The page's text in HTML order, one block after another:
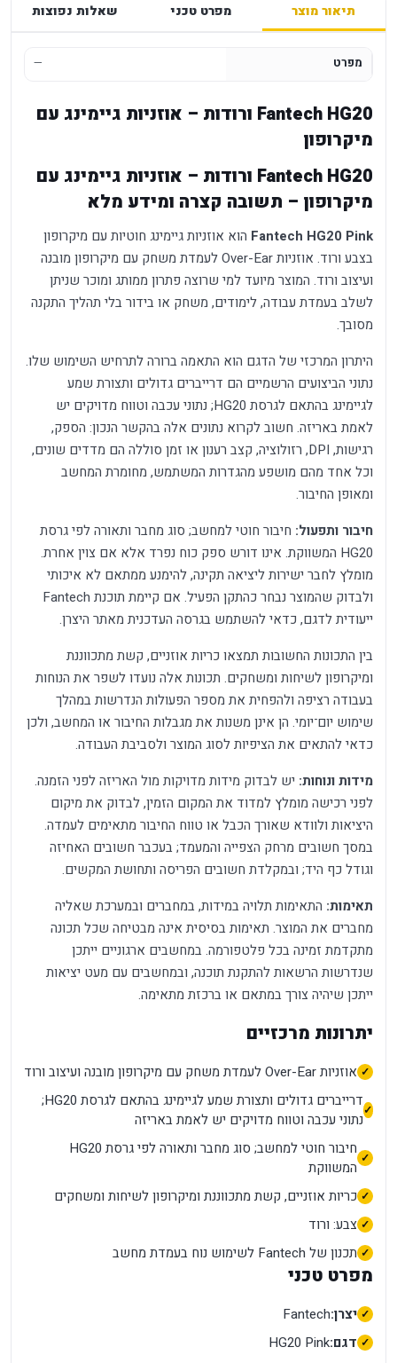
תיאור מוצר מפרט טכני שאלות נפוצות
מפרט —
Fantech HG20 ורודות – אוזניות גיימינג עם
מיקרופון
Fantech HG20 ורודות – אוזניות גיימינג עם
מיקרופון – תשובה קצרה ומידע מלא
Fantech HG20 Pink הוא אוזניות גיימינג חוטיות עם מיקרופון
בצבע ורוד. אוזניות Over-Ear לעמדת משחק עם מיקרופון מובנה
ועיצוב ורוד. המוצר מיועד למי שרוצה פתרון ממותג ומוכר שניתן
לשלב בעמדת עבודה, לימודים, משחק או בידור בלי תהליך התקנה
מסובך.
היתרון המרכזי של הדגם הוא התאמה ברורה לתרחיש השימוש שלו.
נתוני הביצועים הרשמיים הם דרייברים גדולים ותצורת שמע
לגיימינג בהתאם לגרסת HG20; נתוני עכבה וטווח מדויקים יש
לאמת באריזה. חשוב לקרוא נתונים אלה בהקשר הנכון: הספק,
רגישות, DPI, רזולוציה, קצב רענון או זמן סוללה הם מדדים שונים,
וכל אחד מהם מושפע מהגדרות המשתמש, מחומרת המחשב
ומאופן החיבור.
חיבור ותפעול: חיבור חוטי למחשב; סוג מחבר ותאורה לפי גרסת
HG20 המשווקת. אינו דורש ספק כוח נפרד אלא אם צוין אחרת.
מומלץ לחבר ישירות ליציאה תקינה, להימנע ממתאם לא איכותי
ולבדוק שהמוצר נבחר כהתקן הפעיל. אם קיימת תוכנת Fantech
ייעודית לדגם, כדאי להשתמש בגרסה העדכנית מאתר היצרן.
בין התכונות החשובות תמצאו כריות אוזניים, קשת מתכווננת
ומיקרופון לשיחות ומשחקים. תכונות אלה נועדו לשפר את הנוחות
בעבודה רציפה ולהפחית את מספר הפעולות הנדרשות במהלך
שימוש יום־יומי. הן אינן משנות את מגבלות החיבור או המחשב, ולכן
כדאי להתאים את הציפיות לסוג המוצר ולסביבת העבודה.
מידות ונוחות: יש לבדוק מידות מדויקות מול האריזה לפני הזמנה.
לפני רכישה מומלץ למדוד את המקום הזמין, לבדוק את מיקום
היציאות ולוודא שאורך הכבל או טווח החיבור מתאימים לעמדה.
במסך חשובים מרחק הצפייה והמעמד; בעכבר חשובים האחיזה
וגודל כף היד; ובמקלדת חשובים הפריסה ותחושת המקשים.
תאימות: התאימות תלויה במידות, במחברים ובמערכת שאליה
מחברים את המוצר. תאימות בסיסית אינה מבטיחה שכל תכונה
מתקדמת זמינה בכל פלטפורמה. במחשבים ארגוניים ייתכן
שנדרשות הרשאות להתקנת תוכנה, ובמחשבים עם מעט יציאות
ייתכן שיהיה צורך במתאם או ברכזת מתאימה.
יתרונות מרכזיים
אוזניות Over-Ear לעמדת משחק עם מיקרופון מובנה ועיצוב ורוד
דרייברים גדולים ותצורת שמע לגיימינג בהתאם לגרסת HG20;
נתוני עכבה וטווח מדויקים יש לאמת באריזה
חיבור חוטי למחשב; סוג מחבר ותאורה לפי גרסת HG20
המשווקת
כריות אוזניים, קשת מתכווננת ומיקרופון לשיחות ומשחקים
צבע: ורוד
תכנון של Fantech לשימוש נוח בעמדת מחשב
מפרט טכני
יצרן:Fantech
דגם:HG20 Pink